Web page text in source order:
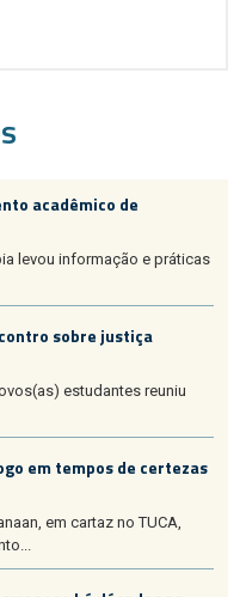
acadêmico de
levou informação e práticas
sobre justiça
estudantes reuniu
em tempos de certezas
em cartaz no TUCA,